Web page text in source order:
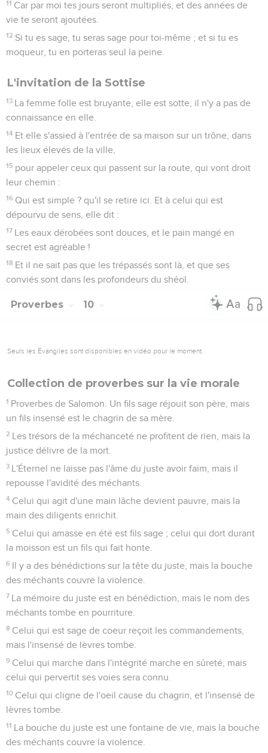
11 Car par moi tes jours seront multipliés, et des années de
vie te seront ajoutées.
12 Si tu es sage, tu seras sage pour toi-même ; et si tu es
moqueur, tu en porteras seul la peine.
L'invitation de la Sottise
13 La femme folle est bruyante, elle est sotte, il n'y a pas de
connaissance en elle.
14 Et elle s'assied à l'entrée de sa maison sur un trône, dans
les lieux élevés de la ville,
15 pour appeler ceux qui passent sur la route, qui vont droit
leur chemin :
16 Qui est simple ? qu'il se retire ici. Et à celui qui est
dépourvu de sens, elle dit :
17 Les eaux dérobées sont douces, et le pain mangé en
secret est agréable !
18 Et il ne sait pas que les trépassés sont là, et que ses
conviés sont dans les profondeurs du shéol.
Proverbes 10
Seuls les Évangiles sont disponibles en vidéo pour le moment.
Collection de proverbes sur la vie morale
1 Proverbes de Salomon. Un fils sage réjouit son père, mais
un fils insensé est le chagrin de sa mère.
2 Les trésors de la méchanceté ne profitent de rien, mais la
justice délivre de la mort.
3 L'Éternel ne laisse pas l'âme du juste avoir faim, mais il
repousse l'avidité des méchants.
4 Celui qui agit d'une main lâche devient pauvre, mais la
main des diligents enrichit.
5 Celui qui amasse en été est fils sage ; celui qui dort durant
la moisson est un fils qui fait honte.
6 Il y a des bénédictions sur la tête du juste, mais la bouche
des méchants couvre la violence.
7 La mémoire du juste est en bénédiction, mais le nom des
méchants tombe en pourriture.
8 Celui qui est sage de coeur reçoit les commandements,
mais l'insensé de lèvres tombe.
9 Celui qui marche dans l'intégrité marche en sûreté, mais
celui qui pervertit ses voies sera connu.
10 Celui qui cligne de l'oeil cause du chagrin, et l'insensé de
lèvres tombe.
11 La bouche du juste est une fontaine de vie, mais la bouche
des méchants couvre la violence.